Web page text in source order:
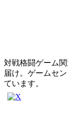
対戦格闘ゲーム
届け。ゲームセ
ています。